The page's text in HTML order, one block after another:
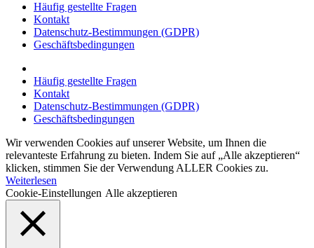
Häufig gestellte Fragen
Kontakt
Datenschutz-Bestimmungen (GDPR)
Geschäftsbedingungen
Häufig gestellte Fragen
Kontakt
Datenschutz-Bestimmungen (GDPR)
Geschäftsbedingungen
Wir verwenden Cookies auf unserer Website, um Ihnen die
relevanteste Erfahrung zu bieten. Indem Sie auf „Alle akzeptieren“
klicken, stimmen Sie der Verwendung ALLER Cookies zu.
Weiterlesen
Cookie-Einstellungen Alle akzeptieren